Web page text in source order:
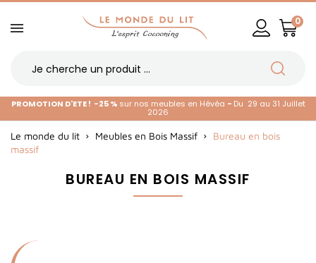
0
PROMOTION D'ETE ! -25 % sur nos meubles en Hévéa - Du 29 au 31 Juillet
2026
Le monde du lit Meubles en Bois Massif
Bureau en bois
massif
BUREAU EN BOIS MASSIF